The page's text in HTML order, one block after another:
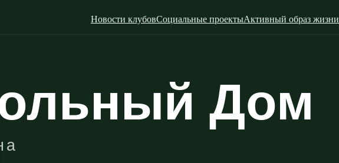
Новости клубовСоциальные проектыАктивный образ жизни